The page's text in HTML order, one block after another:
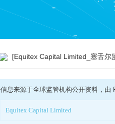
[Equitex Capital Limited_塞舌尔监管
信息来源于全球监管机构公开资料，由
Equitex Capital Limited